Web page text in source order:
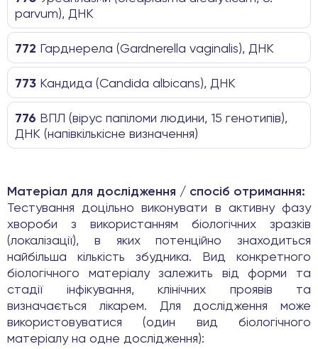
parvum), ДНК
772 Гарднерела (Gardnerella vaginalis), ДНК
773 Кандида (Candida albicans), ДНК
776 ВПЛ (вірус папіломи людини, 15 генотипів),
ДНК (напівкількісне визначення)
Матеріал для дослідження / спосіб отримання:
Тестування доцільно виконувати в активну фазу
хвороби з використанням біологічних зразків
(локалізації), в яких потенційно знаходиться
найбільша кількість збудника. Вид конкретного
біологічного матеріалу залежить від форми та
стадії інфікування, клінічних проявів та
визначається лікарем. Для дослідження може
використовуватися (один вид біологічного
матеріалу на одне дослідження):